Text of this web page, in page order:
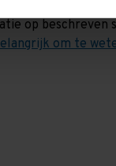
en voor niets.
op
om te